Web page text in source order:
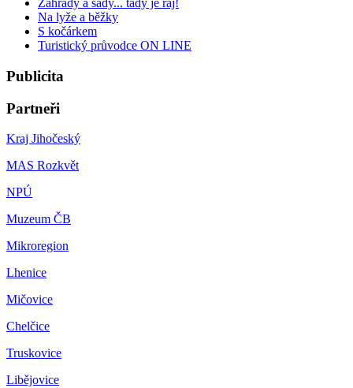
Zahrady a sady... tady je ráj!
Na lyže a běžky
S kočárkem
Turistický průvodce ON LINE
Publicita
Partneři
Kraj Jihočeský
MAS Rozkvět
NPÚ
Muzeum ČB
Mikroregion
Lhenice
Mičovice
Chelčice
Truskovice
Libějovice